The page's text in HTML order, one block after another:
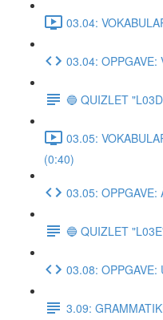
03.04:
03.04: OPPGAVE:
🔵 QUIZLET
03.05:
(0:40)
03.05: OPPGAVE:
🔵 QUIZLET
03.08:
3.09: